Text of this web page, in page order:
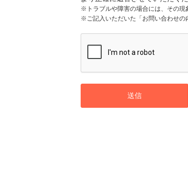
※トラブルや障害の場合には、その現
※ご記入いただいた「お問い合わせの
送信